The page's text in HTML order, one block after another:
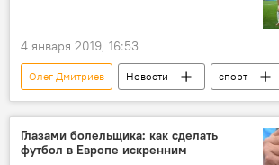
4 января 2019, 16:53
Олег Дмитриев Новости
спорт
В мире
Азия
Кубок Азии 2019
Кубок Азии
футбол
сборная
Глазами болельщика: как сделать
футбол в Европе искренним